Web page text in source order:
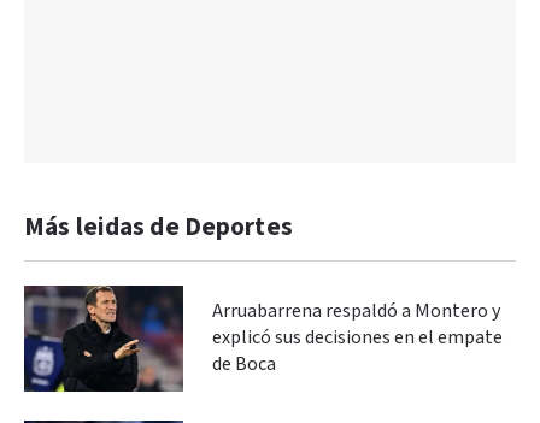
Más leidas de Deportes
Arruabarrena respaldó a Montero y
explicó sus decisiones en el empate
de Boca